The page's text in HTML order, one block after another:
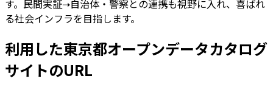
す。民間実証➝自治体・警察との連携も視野に入れ、喜ばれ
る社会インフラを目指します。
利用した東京都オープンデータカタログ
サイトのURL